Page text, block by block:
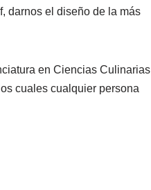
darnos el diseño de la más
en Ciencias Culinarias
cuales cualquier persona